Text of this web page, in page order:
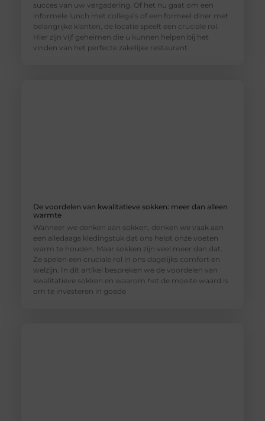
succes van uw vergadering. Of het nu gaat om een
informele lunch met collega’s of een formeel diner met
belangrijke klanten, de locatie speelt een cruciale rol.
Hier zijn vijf geheimen die u kunnen helpen bij het
vinden van het perfecte zakelijke restaurant.
De voordelen van kwalitatieve sokken: meer dan alleen
warmte
Wanneer we denken aan sokken, denken we vaak aan
een alledaags kledingstuk dat ons helpt onze voeten
warm te houden. Maar sokken zijn veel meer dan dat.
Ze spelen een cruciale rol in ons dagelijks comfort en
welzijn. In dit artikel bespreken we de voordelen van
kwalitatieve sokken en waarom het de moeite waard is
om te investeren in goede